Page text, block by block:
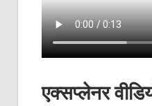
एक्सप्लेनर